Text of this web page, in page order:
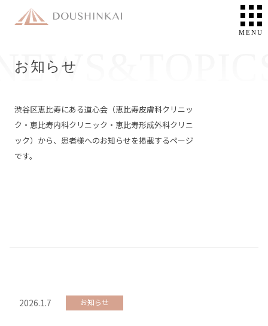
お知らせ
渋谷区恵比寿にある道心会（恵比寿皮膚科クリニッ
ク・恵比寿内科クリニック・恵比寿形成外科クリニ
ック）から、患者様へのお知らせを掲載するページ
です。
2026.1.7 お知らせ